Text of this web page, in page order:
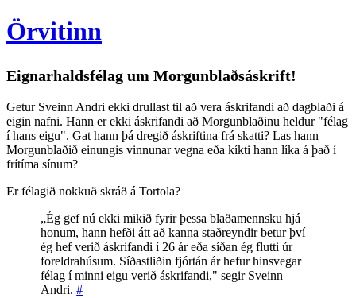
Örvitinn
Eignarhaldsfélag um Morgunblaðsáskrift!
Getur Sveinn Andri ekki drullast til að vera áskrifandi að dagblaði á
eigin nafni. Hann er ekki áskrifandi að Morgunblaðinu heldur "félag
í hans eigu". Gat hann þá dregið áskriftina frá skatti? Las hann
Morgunblaðið einungis vinnunar vegna eða kíkti hann líka á það í
frítíma sínum?
Er félagið nokkuð skráð á Tortola?
„Ég gef nú ekki mikið fyrir þessa blaðamennsku hjá
honum, hann hefði átt að kanna staðreyndir betur því
ég hef verið áskrifandi í 26 ár eða síðan ég flutti úr
foreldrahúsum. Síðastliðin fjórtán ár hefur hinsvegar
félag í minni eigu verið áskrifandi," segir Sveinn
Andri.#